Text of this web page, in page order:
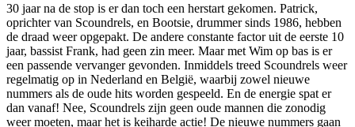
30 jaar na de stop is er dan toch een herstart gekomen. Patrick,
oprichter van Scoundrels, en Bootsie, drummer sinds 1986, hebben
de draad weer opgepakt. De andere constante factor uit de eerste 10
jaar, bassist Frank, had geen zin meer. Maar met Wim op bas is er
een passende vervanger gevonden. Inmiddels treed Scoundrels weer
regelmatig op in Nederland en België, waarbij zowel nieuwe
nummers als de oude hits worden gespeeld. En de energie spat er
dan vanaf! Nee, Scoundrels zijn geen oude mannen die zonodig
weer moeten, maar het is keiharde actie! De nieuwe nummers gaan